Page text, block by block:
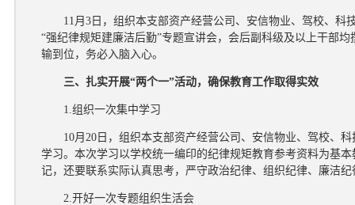
11月3日，组织本支部资产经营公司、安信物业、驾校、
“强纪律规矩建廉洁后勤”专题宣讲会，会后副科级及以上干部
输到位，务必入脑入心。
三、扎实开展“两个一”活动，确保教育工作取得实效
1.组织一次集中学习
10月20日，组织本支部资产经营公司、安信物业、驾校、
学习。本次学习以学校统一编印的纪律规矩教育参考资料为基
记，还要联系实际认真思考，严守政治纪律、组织纪律、廉洁
2.开好一次专题组织生活会